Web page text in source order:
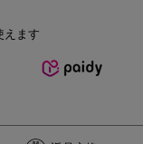
えます